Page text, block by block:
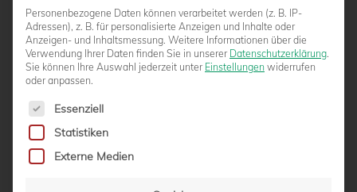
VEREINSFÜHRUNG STREBT
Personenbezogene Daten können verarbeitet werden (z. B. IP-
Adressen), z. B. für personalisierte Anzeigen und Inhalte oder
Anzeigen- und Inhaltsmessung. Weitere Informationen über die
Verwendung Ihrer Daten finden Sie in unserer Datenschutzerklärung.
Sie können Ihre Auswahl jederzeit unter Einstellungen widerrufen
oder anpassen.
Es folgt eine Liste der Service-Gruppen, für die eine
Essenziell
Statistiken
Externe Medien